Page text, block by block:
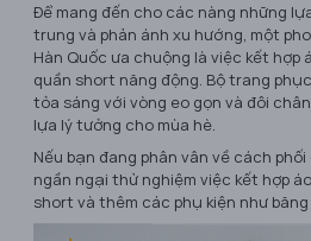
Để mang đến cho các nàng những
trung và phản ánh xu hướng, một
Hàn Quốc ưa chuộng là việc kết hợp
quần short năng động. Bộ trang
tỏa sáng với vòng eo gọn và đôi
lựa lý tưởng cho mùa hè.
Nếu bạn đang phân vân về cách
ngần ngại thử nghiệm việc kết hợp
short và thêm các phụ kiện như băng